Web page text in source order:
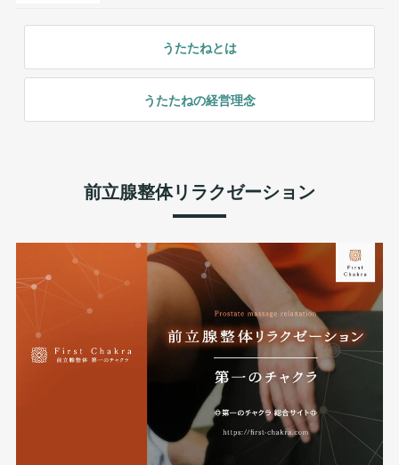
うたたねとは
うたたねの経営理念
前立腺整体リラクゼーション